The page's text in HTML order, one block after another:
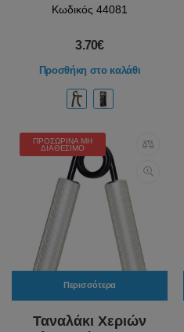
Κωδικός 44081
3.70€
Προσθήκη στο καλάθι
ΠΡΟΣΩΡΙΝΆ ΜΗ
ΔΙΑΘΈΣΙΜΟ
Περισσότερα
Ταναλάκι Χεριών